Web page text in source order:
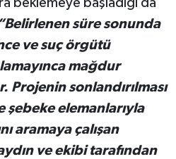
beklemeye başladığı da
“Belirlenen süre sonunda
ve suç örgütü
mağdur
Projenin sonlandırılması
şebeke elemanlarıyla
aramaya çalışan
ve ekibi tarafından